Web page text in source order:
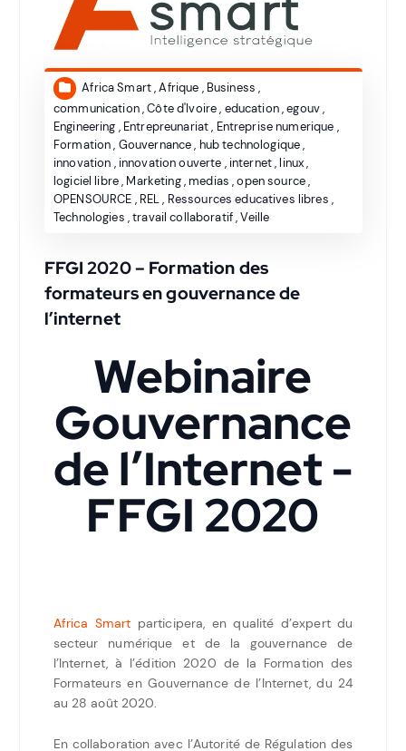
Africa Smart,Afrique , Business ,
communication,Côte d'Ivoire, education,egouv,
Engineering , Entrepreunariat, Entreprise numerique ,
Formation, Gouvernance, hub technologique,
innovation , innovation ouverte , internet,linux,
logiciel libre, Marketing,medias ,open source,
OPENSOURCE , REL, Ressources educatives libres ,
Technologies ,travail collaboratif,Veille
FFGI 2020 – Formation des
formateurs en gouvernance de
l’internet
Webinaire
Gouvernance
de l’Internet -
FFGI 2020
Africa Smart participera, en qualité d’expert du
secteur numérique et de la gouvernance de
l’Internet, à l’édition 2020 de la Formation des
Formateurs en Gouvernance de l’Internet, du 24
au 28 août 2020.
En collaboration avec l’Autorité de Régulation des